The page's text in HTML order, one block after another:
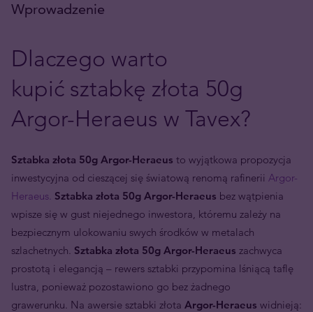
Wprowadzenie
Dlaczego warto
kupić sztabkę złota 50g
Argor-Heraeus w Tavex?
Sztabka złota 50g Argor-Heraeus to wyjątkowa propozycja
inwestycyjna od cieszącej się światową renomą rafinerii Argor-
Heraeus. Sztabka złota 50g Argor-Heraeus bez wątpienia
wpisze się w gust niejednego inwestora, któremu zależy na
bezpiecznym ulokowaniu swych środków w metalach
szlachetnych. Sztabka złota 50g Argor-Heraeus zachwyca
prostotą i elegancją – rewers sztabki przypomina lśniącą taflę
lustra, ponieważ pozostawiono go bez żadnego
grawerunku. Na awersie sztabki złota Argor-Heraeus widnieją: